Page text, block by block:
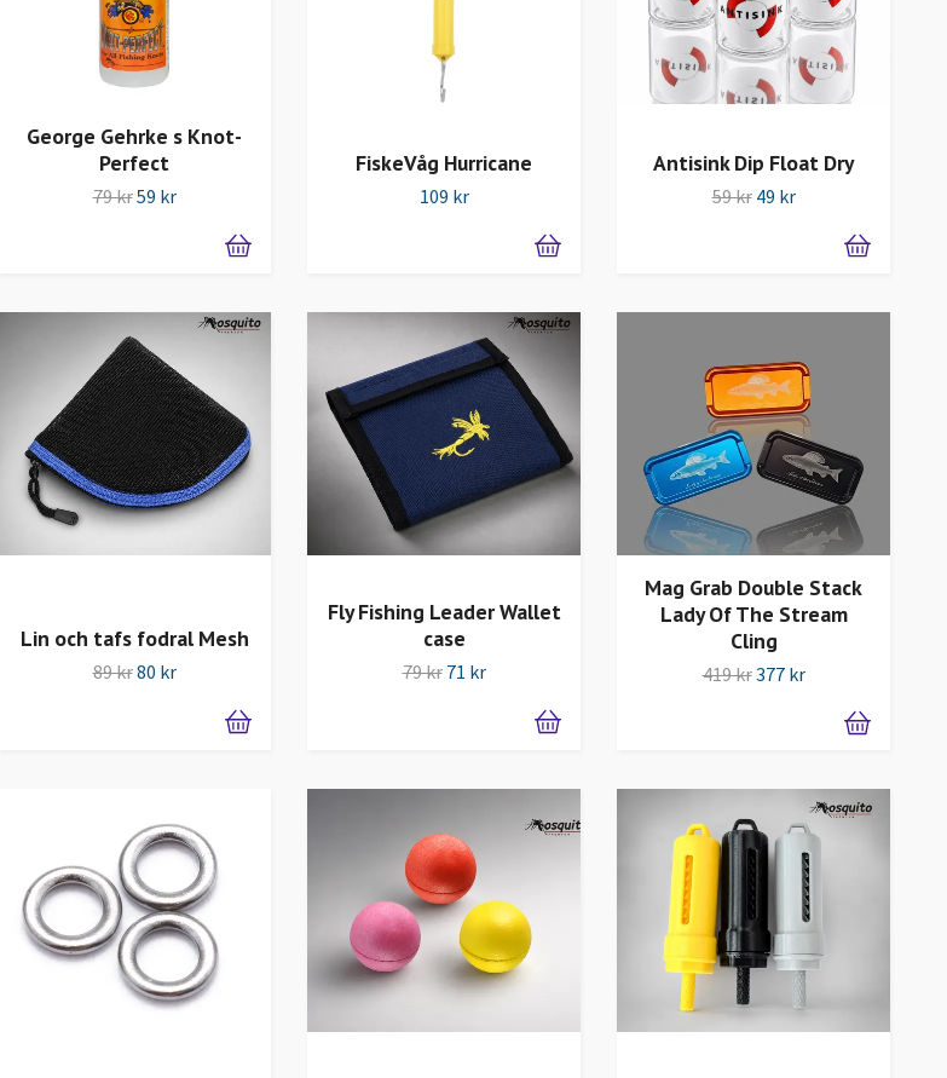
George Gehrke s Knot-
Perfect
79 kr59 kr
FiskeVåg Hurricane
109 kr
Antisink Dip Float Dry
59 kr 49 kr
Lin och tafs fodral Mesh
89 kr80 kr
Fly Fishing Leader Wallet
case
79 kr 71 kr
Mag Grab Double Stack
Lady Of The Stream
Cling
419 kr377 kr